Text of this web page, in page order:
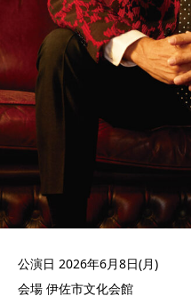
公演日 2026年6月8日(月)
会場 伊佐市文化会館